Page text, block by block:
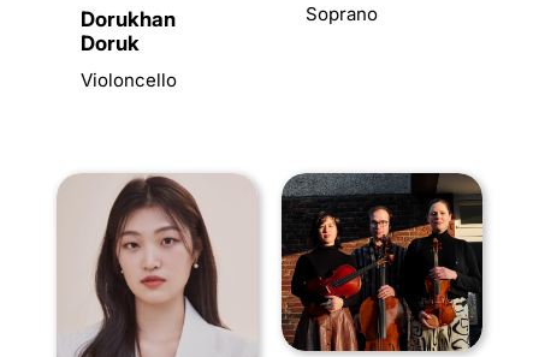
Dorukhan
Doruk
Violoncello
Soprano